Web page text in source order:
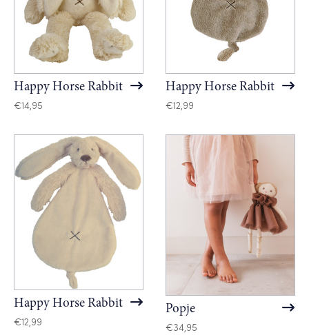
Happy Horse Rabbit
€14,95
Happy Horse Rabbit
€12,99
Happy Horse Rabbit
€12,99
Popje
€34,95